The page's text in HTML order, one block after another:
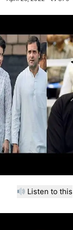
Listen to this